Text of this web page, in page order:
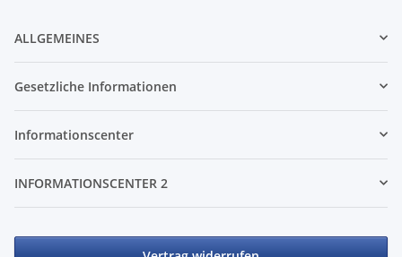
ALLGEMEINES
Gesetzliche Informationen
Informationscenter
INFORMATIONSCENTER 2